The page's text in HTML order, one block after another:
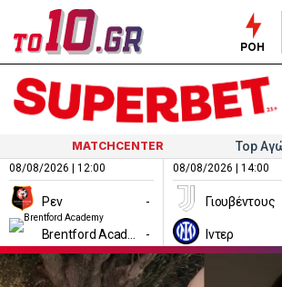
ΡΟΗ
MATCHCENTER
08/08/2026 | 12:00
Ρεν -
-
08/08/2026 | 14:00
Γιουβέντους
Ιντερ